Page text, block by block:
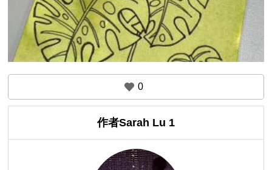
0
作者Sarah Lu 1